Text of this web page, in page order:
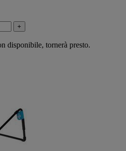
+
disponibile, tornerà presto.